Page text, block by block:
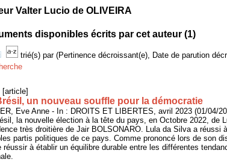
Valter Lucio de OLIVEIRA
disponibles écrits par cet auteur (1)
trié(s) par (Pertinence décroissant(e), Date de parution
[article]
un nouveau souffle pour la démocratie
Eve Anne - In : DROITS ET LIBERTES, avril 2023 (01/04/
la nouvelle élection à la tête du pays, en Octobre 2022, de
très droitière de Jair BOLSONARO. Lula da Silva a réussi
partis politiques de ce pays. Comme prononcé lors de son
réussir à établir un équilibre durable entre les différentes